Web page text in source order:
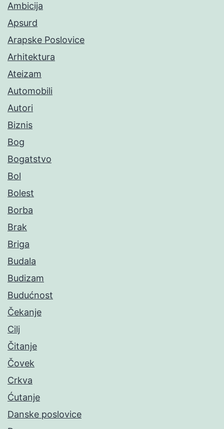
Ambicija
Apsurd
Arapske Poslovice
Arhitektura
Ateizam
Automobili
Autori
Biznis
Bog
Bogatstvo
Bol
Bolest
Borba
Brak
Briga
Budala
Budizam
Budućnost
Čekanje
Cilj
Čitanje
Čovek
Crkva
Ćutanje
Danske poslovice